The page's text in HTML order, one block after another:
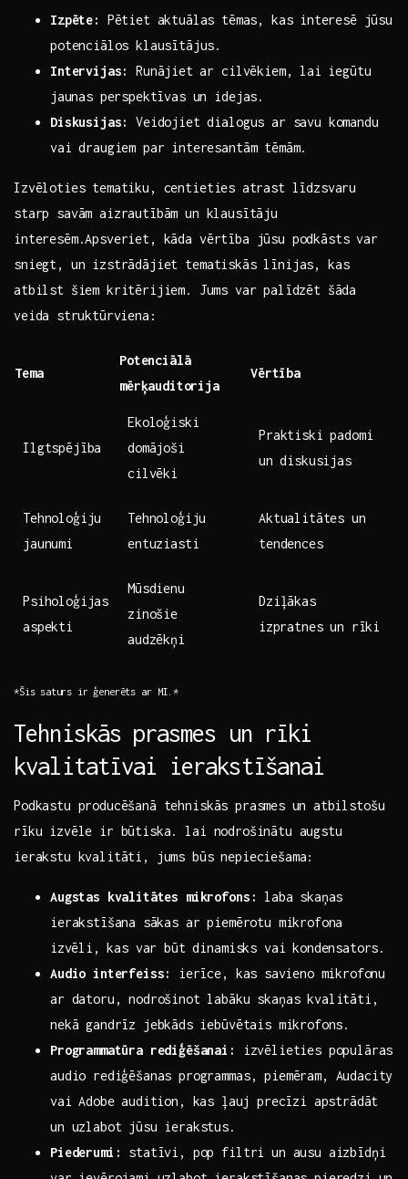
Izpēte:
Pētiet aktuālas⁤ tēmas, kas ⁤interesē jūsu
potenciālos klausītājus.
Intervijas:
Runājiet⁣ ar cilvēkiem, lai ⁣iegūtu
⁢jaunas ‍perspektīvas un ‌idejas.
Diskusijas:
‌Veidojiet dialogus ‌ar savu komandu⁤
vai draugiem par ‍interesantām tēmām.
Izvēloties tematiku, centieties⁤ atrast‍ līdzsvaru
starp savām aizrautībām‌ un⁢ klausītāju ​
interesēm.Apsveriet, kāda vērtība jūsu podkāsts var
sniegt, un izstrādājiet‍ tematiskās līnijas, kas
atbilst šiem kritērijiem.⁢ Jums var palīdzēt šāda
veida⁢ struktūrviena:
Tema
Potenciālā⁤
mērķauditorija
Vērtība
Ilgtspējība
Ekoloģiski
domājoši
cilvēki
Praktiski‌ padomi​
un ⁤diskusijas
Tehnoloģiju
jaunumi
Tehnoloģiju
entuziasti
Aktualitātes un
tendences
Psiholoģijas
aspekti
Mūsdienu
zinošie
audzēkņi
Dziļākas
⁢izpratnes un rīki
*Šis ⁤saturs ir ģenerēts ar MI.*
Tehniskās ⁤prasmes un‍ rīki
kvalitatīvai‌ ierakstīšanai
Podkastu producēšanā​ tehniskās prasmes ⁤un⁤ atbilstošu
rīku‌ izvēle ‌ir būtiska. lai nodrošinātu augstu
ierakstu kvalitāti, jums būs ​nepieciešama:
Augstas ​kvalitātes mikrofons:
laba⁤ skaņas
ierakstīšana⁤ sākas ar piemērotu mikrofona
⁢izvēli, ⁣kas var būt dinamisks​ vai kondensators.
Audio interfeiss:
⁣ierīce, kas ⁢savieno mikrofonu
ar‍ datoru, nodrošinot ‍labāku skaņas kvalitāti,⁢
nekā gandrīz jebkāds ⁤iebūvētais mikrofons.
Programmatūra rediģēšanai:
izvēlieties ‌populāras
audio rediģēšanas ‌programmas, piemēram, Audacity
vai⁣ Adobe audition, ‌kas⁢ ļauj precīzi apstrādāt
un uzlabot​ jūsu ierakstus.
Piederumi:
statīvi, pop filtri‌ un​ ausu aizbīdņi